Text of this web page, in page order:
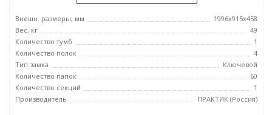
Внешн. размеры, мм
1996x915x458
Вес, кг
49
Количество тумб
1
Количество полок
4
Тип замка
Ключевой
Количество папок
60
Количество секций
1
Производитель
ПРАКТИК (Россия)